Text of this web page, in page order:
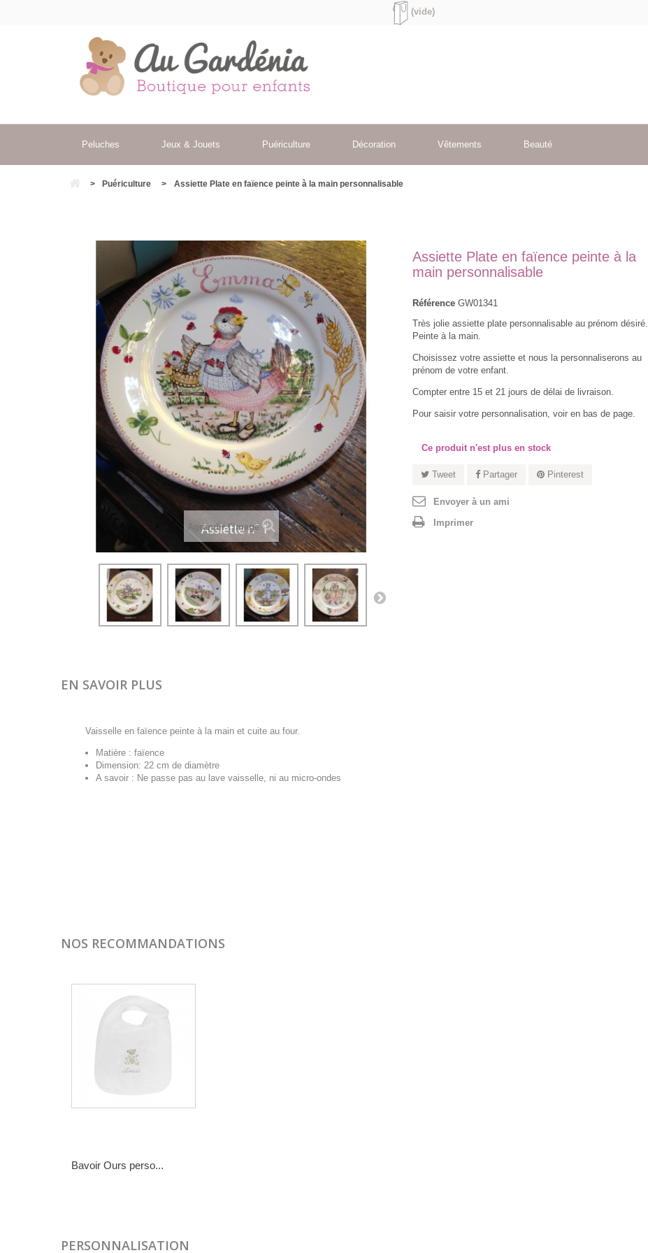
(vide)
Peluches Jeux & Jouets Puériculture Décoration Vêtements Beauté
> Puériculture > Assiette Plate en faïence peinte à la main personnalisable
Agrandir l'image
Assiette Plate en faïence peinte à la
main personnalisable
Référence GW01341
Très jolie assiette plate personnalisable au prénom désiré.
Peinte à la main.
Choisissez votre assiette et nous la personnaliserons au
prénom de votre enfant.
Compter entre 15 et 21 jours de délai de livraison.
Pour saisir votre personnalisation, voir en bas de page.
Ce produit n'est plus en stock
Tweet Partager Pinterest
Envoyer à un ami
Imprimer
EN SAVOIR PLUS
Vaisselle en faïence peinte à la main et cuite au four.
Matière : faïence
Dimension: 22 cm de diamètre
A savoir : Ne passe pas au lave vaisselle, ni au micro-ondes
NOS RECOMMANDATIONS
Bavoir Ours perso...
PERSONNALISATION